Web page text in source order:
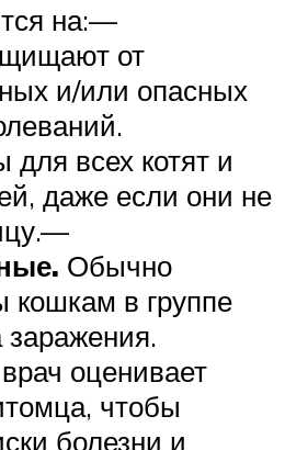
на:—
от
и/или опасных
всех котят и
даже если они не
Обычно
кошкам в группе
заражения.
оценивает
чтобы
болезни и